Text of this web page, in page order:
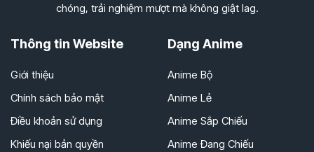
chóng, trải nghiệm mượt mà không giật lag.
Thông tin Website
Giới thiệu
Chính sách bảo mật
Điều khoản sử dụng
Khiếu nại bản quyền
Dạng Anime
Anime Bộ
Anime Lẻ
Anime Sắp Chiếu
Anime Đang Chiếu